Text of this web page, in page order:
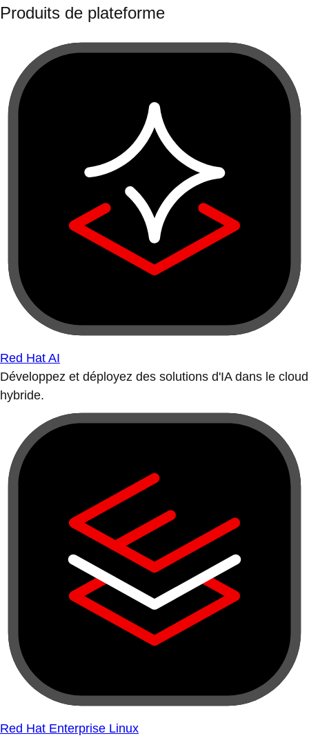
Produits de plateforme
Red Hat AI
Développez et déployez des solutions d'IA dans le cloud
hybride.
Red Hat Enterprise Linux